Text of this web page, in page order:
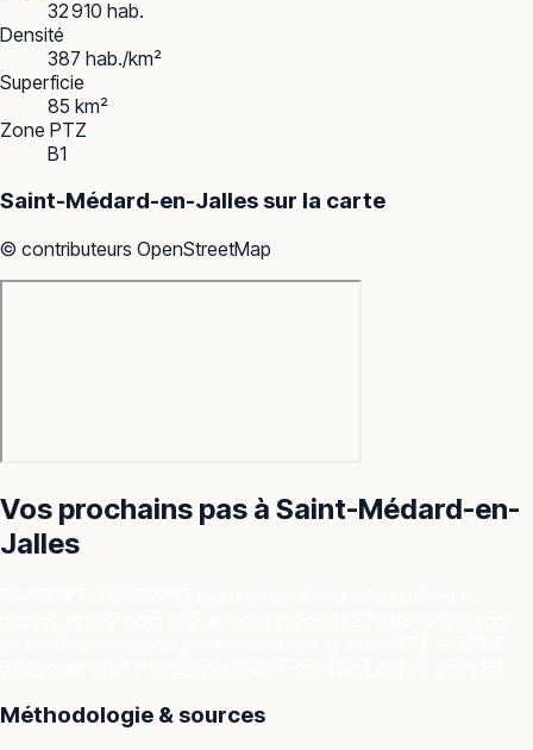
32 910 hab.
Densité
387 hab./km²
Superficie
85 km²
Zone PTZ
B1
Saint-Médard-en-Jalles sur la carte
© contributeurs OpenStreetMap
Vos prochains pas à Saint-Médard-en-
Jalles
Méthodologie & sources